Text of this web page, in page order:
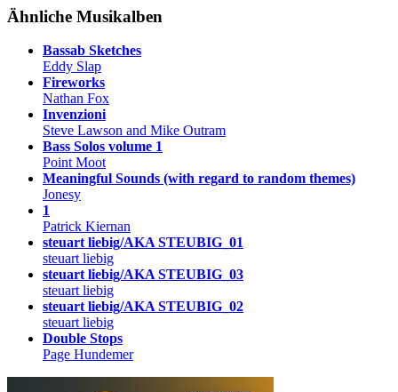
Ähnliche Musikalben
Bassab Sketches
Eddy Slap
Fireworks
Nathan Fox
Invenzioni
Steve Lawson and Mike Outram
Bass Solos volume 1
Point Moot
Meaningful Sounds (with regard to random themes)
Jonesy
1
Patrick Kiernan
steuart liebig​/​AKA STEUBIG_01
steuart liebig
steuart liebig​​/​​AKA STEUBIG_03
steuart liebig
steuart liebig​​/​​AKA STEUBIG_02
steuart liebig
Double Stops
Page Hundemer